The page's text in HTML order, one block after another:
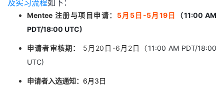
及实习流程如下：
Mentee 注册与项目申请： 5月5日 -5月19日 （11:00 AM
PDT/18:00 UTC)
申请者审核期： 5月20日-6月2日（11:00 AM PDT/18:00
UTC)
申请者入选通知： 6月3日